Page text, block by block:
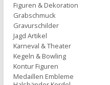
Figuren & Dekoration
Grabschmuck
Gravurschilder
Jagd Artikel
Karneval & Theater
Kegeln & Bowling
Kontur Figuren
Medaillen Embleme